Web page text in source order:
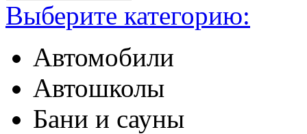
Выберите категорию:
Автомобили
Автошколы
Бани и сауны